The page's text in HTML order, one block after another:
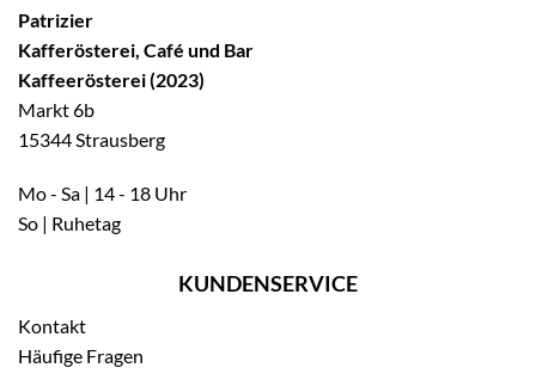
Patrizier
Kafferösterei, Café und Bar
Kaffeerösterei (2023)
Markt 6b
15344 Strausberg
Mo - Sa | 14 - 18 Uhr
So | Ruhetag
KUNDENSERVICE
Kontakt
Häufige Fragen